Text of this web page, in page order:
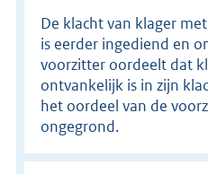
De klacht van klager
is eerder ingediend en
voorzitter oordeelt dat
ontvankelijk is in zijn
het oordeel van de
ongegrond.